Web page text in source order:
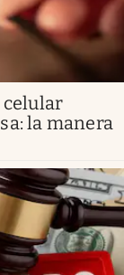
celular
la manera